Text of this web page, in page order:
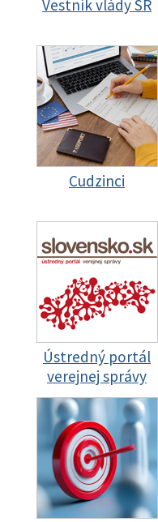
Vestník vlády SR
Cudzinci
Ústredný portál
verejnej správy